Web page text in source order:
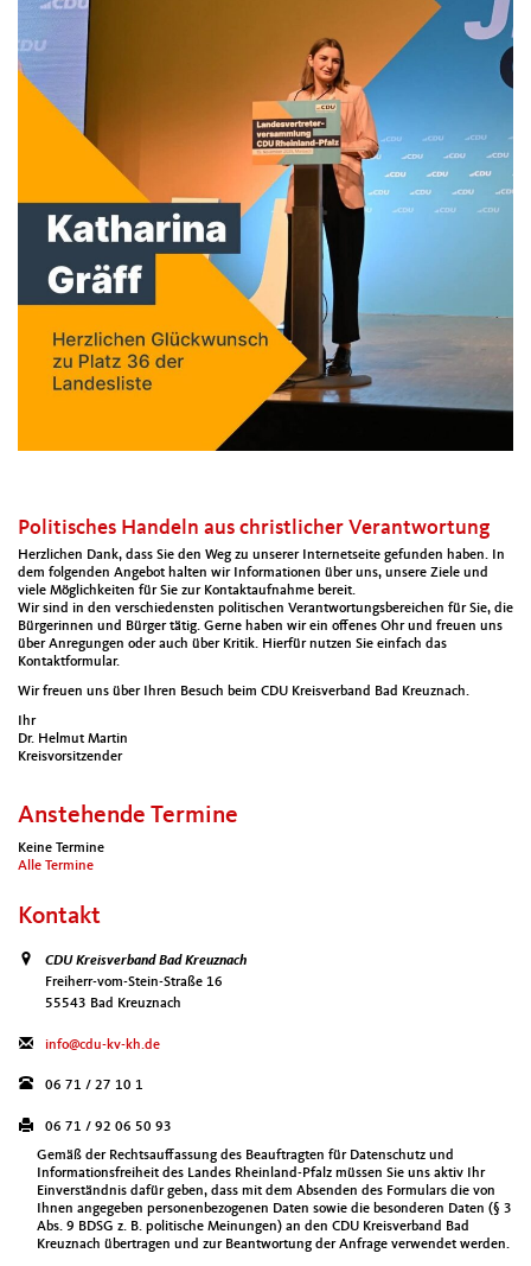
Politisches Handeln aus christlicher Verantwortung
Herzlichen Dank, dass Sie den Weg zu unserer Internetseite gefunden haben. In
dem folgenden Angebot halten wir Informationen über uns, unsere Ziele und
viele Möglichkeiten für Sie zur Kontaktaufnahme bereit.
Wir sind in den verschiedensten politischen Verantwortungsbereichen für Sie, die
Bürgerinnen und Bürger tätig. Gerne haben wir ein offenes Ohr und freuen uns
über Anregungen oder auch über Kritik. Hierfür nutzen Sie einfach das
Kontaktformular.
Wir freuen uns über Ihren Besuch beim CDU Kreisverband Bad Kreuznach.
Ihr
Dr. Helmut Martin
Kreisvorsitzender
Anstehende Termine
Keine Termine
Alle Termine
Kontakt
CDU Kreisverband Bad Kreuznach
Freiherr-vom-Stein-Straße 16
55543 Bad Kreuznach
info@cdu-kv-kh.de
06 71 / 27 10 1
06 71 / 92 06 50 93
Gemäß der Rechtsauffassung des Beauftragten für Datenschutz und
Informationsfreiheit des Landes Rheinland-Pfalz müssen Sie uns aktiv Ihr
Einverständnis dafür geben, dass mit dem Absenden des Formulars die von
Ihnen angegeben personenbezogenen Daten sowie die besonderen Daten (§ 3
Abs. 9 BDSG z. B. politische Meinungen) an den CDU Kreisverband Bad
Kreuznach übertragen und zur Beantwortung der Anfrage verwendet werden.